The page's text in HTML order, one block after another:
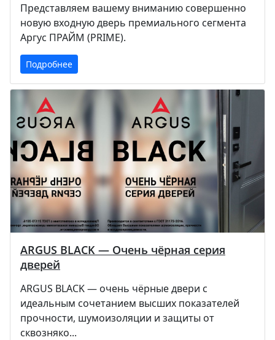
Представляем вашему вниманию совершенно
новую входную дверь премиального сегмента
Аргус ПРАЙМ (PRIME).
Подробнее
ARGUS BLACK — Очень чёрная серия
дверей
ARGUS BLACK — очень чёрные двери с
идеальным сочетанием высших показателей
прочности, шумоизоляции и защиты от
сквозняко...